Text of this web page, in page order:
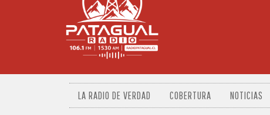
LA RADIO DE VERDAD COBERTURA NOTICIAS